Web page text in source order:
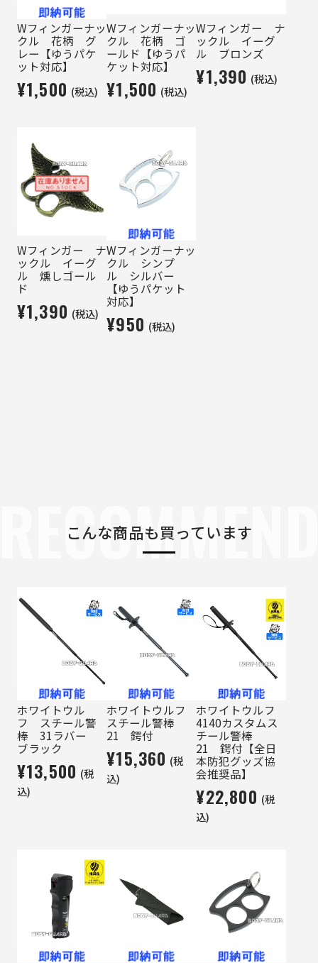
Wフィンガーナッ
クル 花柄 グ
レー【ゆうパケ
ット対応】
¥1,500 (税込)
Wフィンガーナッ
クル 花柄 ゴ
ールド【ゆうパ
ケット対応】
¥1,500 (税込)
Wフィンガー ナ
ックル イーグ
ル ブロンズ
¥1,390 (税込)
Wフィンガー ナ
ックル イーグ
ル 燻しゴール
ド
¥1,390 (税込)
Wフィンガーナッ
クル シンプ
ル シルバー
【ゆうパケット
対応】
¥950 (税込)
こんな商品も買っています
ホワイトウル
フ スチール警
棒 31ラバー
ブラック
¥13,500 (税
込)
ホワイトウルフ
スチール警棒
21 鍔付
¥15,360 (税
込)
ホワイトウルフ
4140カスタムス
チール警棒
21 鍔付【全日
本防犯グッズ協
会推奨品】
¥22,800 (税
込)